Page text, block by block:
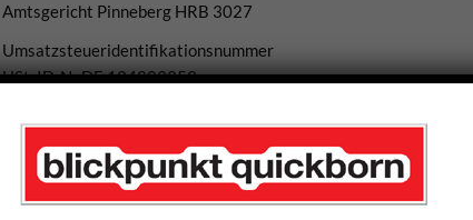
Amtsgericht Pinneberg HRB 3027
Umsatzsteueridentifikationsnummer
USt. ID-Nr.DE 134803359
Druckerei u. Verlag Sauerer
Karin Sauerer
Birkenweg 18